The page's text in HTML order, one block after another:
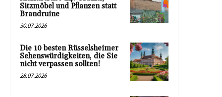
Sitzmöbel und Pflanzen statt
Brandruine
30.07.2026
Die 10 besten Rüsselsheimer
Sehenswürdigkeiten, die Sie
nicht verpassen sollten!
28.07.2026